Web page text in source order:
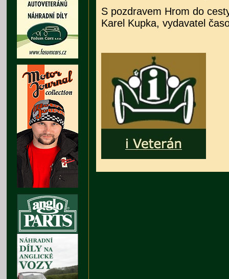
S pozdravem Hrom do
Karel Kupka, vydavatel